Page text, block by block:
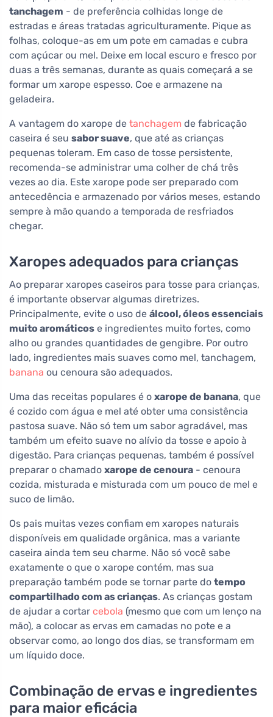
tanchagem - de preferência colhidas longe de
estradas e áreas tratadas agriculturamente. Pique as
folhas, coloque-as em um pote em camadas e cubra
com açúcar ou mel. Deixe em local escuro e fresco por
duas a três semanas, durante as quais começará a se
formar um xarope espesso. Coe e armazene na
geladeira.
A vantagem do xarope de tanchagem de fabricação
caseira é seu sabor suave, que até as crianças
pequenas toleram. Em caso de tosse persistente,
recomenda-se administrar uma colher de chá três
vezes ao dia. Este xarope pode ser preparado com
antecedência e armazenado por vários meses, estando
sempre à mão quando a temporada de resfriados
chegar.
Xaropes adequados para crianças
Ao preparar xaropes caseiros para tosse para crianças,
é importante observar algumas diretrizes.
Principalmente, evite o uso de álcool, óleos essenciais
muito aromáticos e ingredientes muito fortes, como
alho ou grandes quantidades de gengibre. Por outro
lado, ingredientes mais suaves como mel, tanchagem,
banana ou cenoura são adequados.
Uma das receitas populares é o xarope de banana, que
é cozido com água e mel até obter uma consistência
pastosa suave. Não só tem um sabor agradável, mas
também um efeito suave no alívio da tosse e apoio à
digestão. Para crianças pequenas, também é possível
preparar o chamado xarope de cenoura - cenoura
cozida, misturada e misturada com um pouco de mel e
suco de limão.
Os pais muitas vezes confiam em xaropes naturais
disponíveis em qualidade orgânica, mas a variante
caseira ainda tem seu charme. Não só você sabe
exatamente o que o xarope contém, mas sua
preparação também pode se tornar parte do tempo
compartilhado com as crianças. As crianças gostam
de ajudar a cortar cebola (mesmo que com um lenço na
mão), a colocar as ervas em camadas no pote e a
observar como, ao longo dos dias, se transformam em
um líquido doce.
Combinação de ervas e ingredientes
para maior eficácia